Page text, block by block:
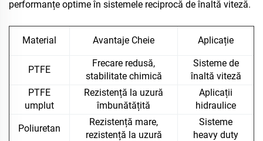
performanțe optime în sistemele reciprocă de înaltă viteză.
Material Avantaje Cheie Aplicație
PTFE
Frecare redusă,
stabilitate chimică
Sisteme de
înaltă viteză
PTFE
umplut
Rezistență la uzură
îmbunătățită
Aplicații
hidraulice
Poliuretan
Rezistență mare,
rezistență la uzură
Sisteme
heavy duty